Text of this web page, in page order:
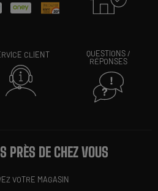
CLIENT
QUESTIONS /
RÉPONSES
PRÈS DE CHEZ VOUS
VOTRE MAGASIN